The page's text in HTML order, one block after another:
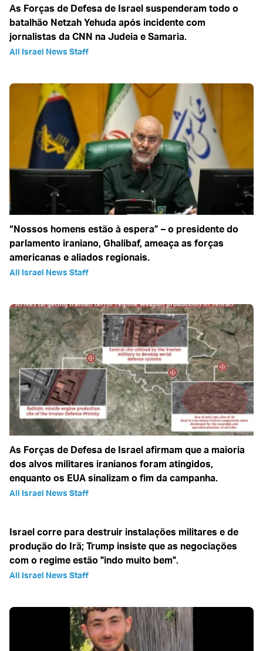
As Forças de Defesa de Israel suspenderam todo o
batalhão Netzah Yehuda após incidente com
jornalistas da CNN na Judeia e Samaria.
All Israel News Staff
“Nossos homens estão à espera” – o presidente do
parlamento iraniano, Ghalibaf, ameaça as forças
americanas e aliados regionais.
All Israel News Staff
As Forças de Defesa de Israel afirmam que a maioria
dos alvos militares iranianos foram atingidos,
enquanto os EUA sinalizam o fim da campanha.
All Israel News Staff
Israel corre para destruir instalações militares e de
produção do Irã; Trump insiste que as negociações
com o regime estão "indo muito bem".
All Israel News Staff